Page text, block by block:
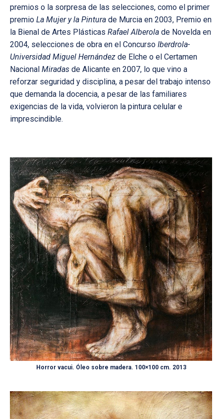
premios o la sorpresa de las selecciones, como el primer
premio La Mujer y la Pintura de Murcia en 2003, Premio en
la Bienal de Artes Plásticas Rafael Alberola de Novelda en
2004, selecciones de obra en el Concurso Iberdrola-
Universidad Miguel Hernández de Elche o el Certamen
Nacional Miradas de Alicante en 2007, lo que vino a
reforzar seguridad y disciplina, a pesar del trabajo intenso
que demanda la docencia, a pesar de las familiares
exigencias de la vida, volvieron la pintura celular e
imprescindible.
Horror vacui. Óleo sobre madera. 100×100 cm. 2013